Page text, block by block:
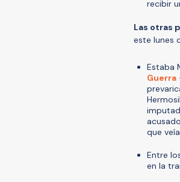
recibir
Las otras
este lunes
Estaba
Guerra
que
Entre
en la